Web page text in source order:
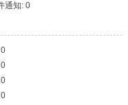
通知: 0